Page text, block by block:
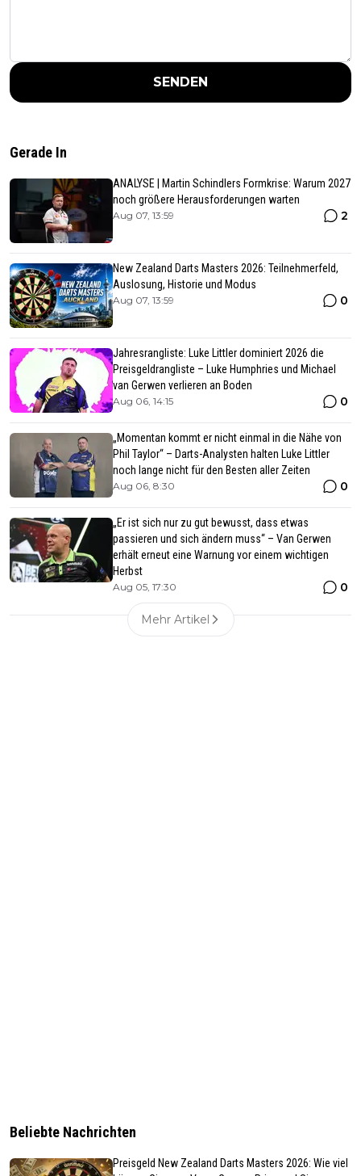
SENDEN
Gerade In
ANALYSE | Martin Schindlers Formkrise: Warum 2027
noch größere Herausforderungen warten
Aug 07, 13:59 2
New Zealand Darts Masters 2026: Teilnehmerfeld,
Auslosung, Historie und Modus
Aug 07, 13:59 0
Jahresrangliste: Luke Littler dominiert 2026 die
Preisgeldrangliste – Luke Humphries und Michael
van Gerwen verlieren an Boden
Aug 06, 14:15 0
„Momentan kommt er nicht einmal in die Nähe von
Phil Taylor“ – Darts-Analysten halten Luke Littler
noch lange nicht für den Besten aller Zeiten
Aug 06, 8:30 0
„Er ist sich nur zu gut bewusst, dass etwas
passieren und sich ändern muss“ – Van Gerwen
erhält erneut eine Warnung vor einem wichtigen
Herbst
Aug 05, 17:30 0
Mehr Artikel
Beliebte Nachrichten
Preisgeld New Zealand Darts Masters 2026: Wie viel